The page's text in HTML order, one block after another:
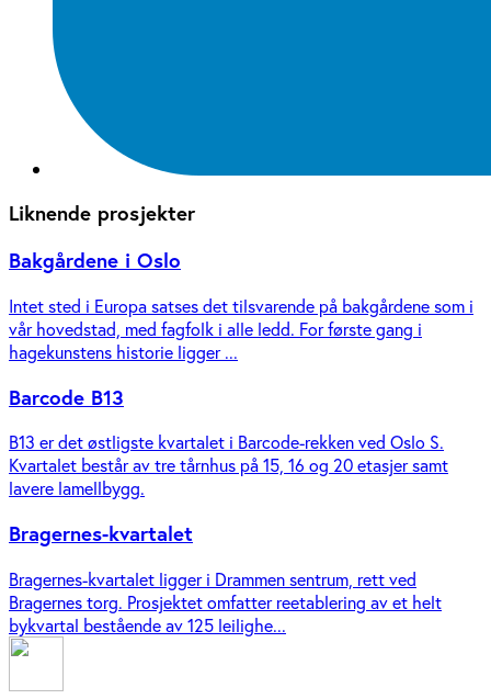
Liknende prosjekter
Bakgårdene i Oslo
Intet sted i Europa satses det tilsvarende på bakgårdene som i
vår hovedstad, med fagfolk i alle ledd. For første gang i
hagekunstens historie ligger ...
Barcode B13
B13 er det østligste kvartalet i Barcode-rekken ved Oslo S.
Kvartalet består av tre tårnhus på 15, 16 og 20 etasjer samt
lavere lamellbygg.
Bragernes-kvartalet
Bragernes-kvartalet ligger i Drammen sentrum, rett ved
Bragernes torg. Prosjektet omfatter reetablering av et helt
bykvartal bestående av 125 leilighe...